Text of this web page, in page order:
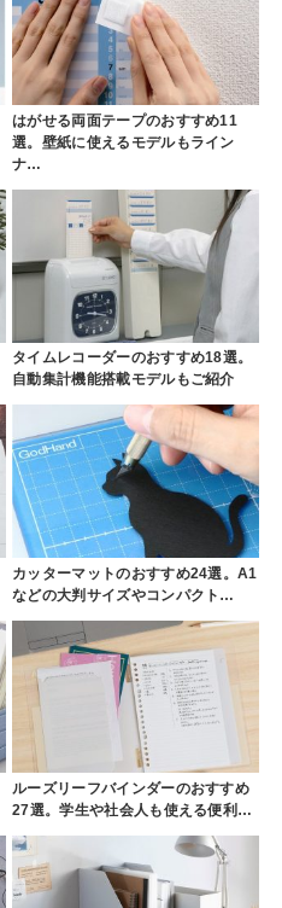
はがせる両面テープのおすすめ11
選。壁紙に使えるモデルもライン
ナ…
タイムレコーダーのおすすめ18選。
自動集計機能搭載モデルもご紹介
カッターマットのおすすめ24選。A1
などの大判サイズやコンパクト…
ルーズリーフバインダーのおすすめ
27選。学生や社会人も使える便利…